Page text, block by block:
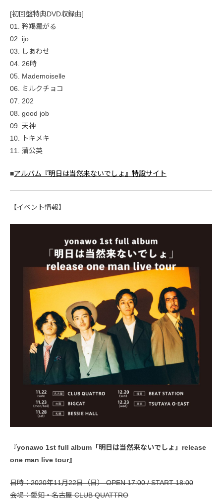
[初回盤特典DVD収録曲]
01. 矜羯羅がる
02. ijo
03. しあわせ
04. 26時
05. Mademoiselle
06. ミルクチョコ
07. 202
08. good job
09. 天神
10. トキメキ
11. 蒲公英
■アルバム『明日は当然来ないでしょ』特設サイト
【イベント情報】
『yonawo 1st full album「明日は当然来ないでしょ」release
one man live tour』
日時：2020年11月22日（日） OPEN 17:00 / START 18:00
会場：愛知・名古屋 CLUB QUATTRO